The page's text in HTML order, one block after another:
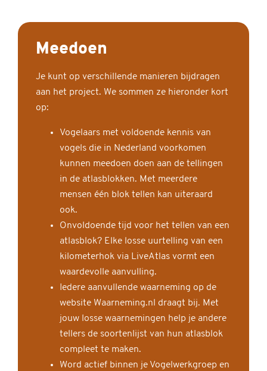
Meedoen
Je kunt op verschillende manieren bijdragen
aan het project. We sommen ze hieronder kort
op:
Vogelaars met voldoende kennis van
vogels die in Nederland voorkomen
kunnen meedoen doen aan de tellingen
in de atlasblokken. Met meerdere
mensen één blok tellen kan uiteraard
ook.
Onvoldoende tijd voor het tellen van een
atlasblok? Elke losse uurtelling van een
kilometerhok via LiveAtlas vormt een
waardevolle aanvulling.
Iedere aanvullende waarneming op de
website Waarneming.nl draagt bij. Met
jouw losse waarnemingen help je andere
tellers de soortenlijst van hun atlasblok
compleet te maken.
Word actief binnen je Vogelwerkgroep en